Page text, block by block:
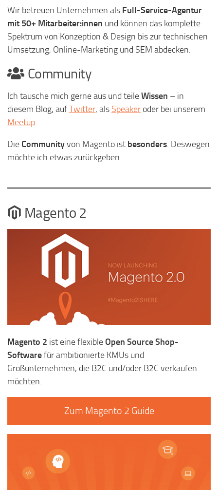
Wir betreuen Unternehmen als Full-Service-Agentur
mit 50+ Mitarbeiter:innen und können das komplette
Spektrum von Konzeption & Design bis zur technischen
Umsetzung, Online-Marketing und SEM abdecken.
Community
Ich tausche mich gerne aus und teileWissen – in
diesem Blog, aufTwitter, als Speaker oder bei unserem
Meetup.
Die Communityvon Magento ist besonders. Deswegen
möchte ich etwas zurückgeben.
Magento 2
Magento 2 ist eine flexibleOpen Source Shop-
Softwarefür ambitionierte KMUs und
Großunternehmen, die B2C und/oder B2C verkaufen
möchten.
Zum Magento 2 Guide